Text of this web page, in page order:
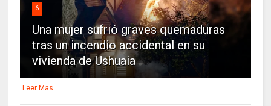
6
Una mujer sufrió graves quemaduras
tras un incendio accidental en su
vivienda de Ushuaia
Leer Mas